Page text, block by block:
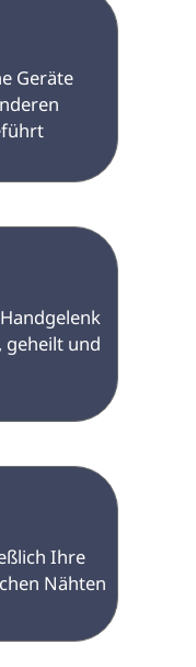
geheilt und
Nähten